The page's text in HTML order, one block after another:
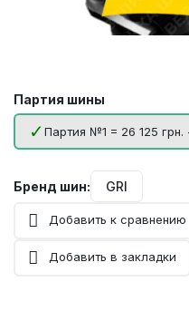
Партия шины
Партия №1 = 26 125
Бренд шин: GRI
Добавить к сравнению
Добавить в закладки